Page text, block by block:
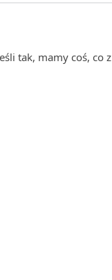
tak, mamy coś, co z